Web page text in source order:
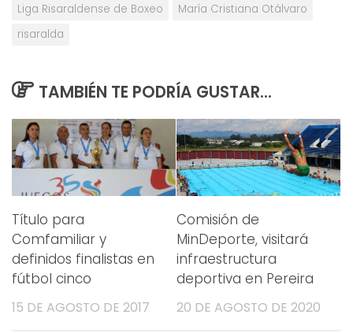
Liga Risaraldense de Boxeo
María Cristiana Otálvaro
risaralda
TAMBIÉN TE PODRÍA GUSTAR...
Título para
Comfamiliar y
definidos finalistas en
fútbol cinco
15 DE AGOSTO DE 2017
Comisión de
MinDeporte, visitará
infraestructura
deportiva en Pereira
20 DE AGOSTO DE 2020